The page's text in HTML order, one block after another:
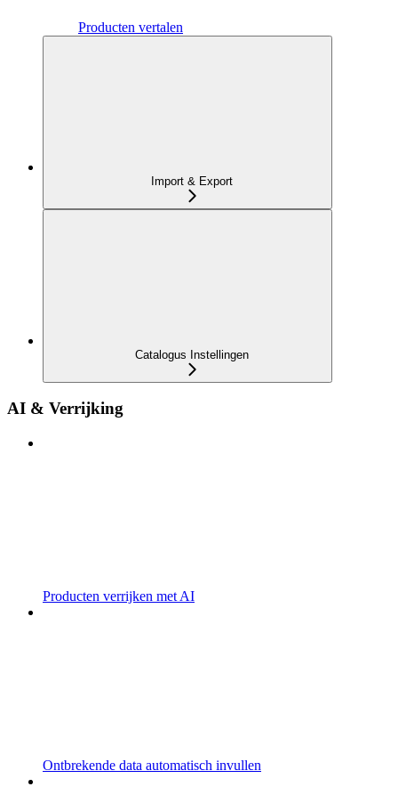
Producten vertalen
Import & Export
Catalogus Instellingen
AI & Verrijking
Producten verrijken met AI
Ontbrekende data automatisch invullen